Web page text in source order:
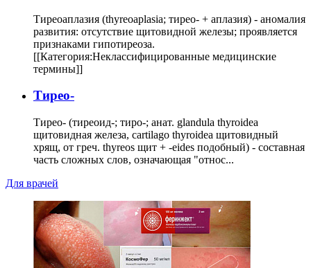
Тиреоаплазия (thyreoaplasia; тирео- + аплазия) - аномалия
развития: отсутствие щитовидной железы; проявляется
признаками гипотиреоза.
[[Категория:Неклассифицированные медицинские
термины]]
Тирео-
Тирео- (тиреоид-; тиро-; анат. glandula thyroidea
щитовидная железа, cartilago thyroidea щитовидный
хрящ, от греч. thyreos щит + -eides подобный) - составная
часть сложных слов, означающая "относ...
Для врачей